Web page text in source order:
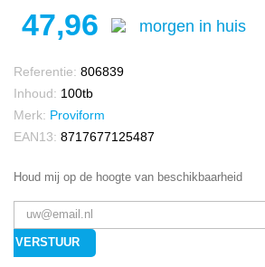
47,96 morgen in huis
Referentie: 806839
Inhoud: 100tb
Merk: Proviform
EAN13: 8717677125487
Houd mij op de hoogte van beschikbaarheid
VERSTUUR